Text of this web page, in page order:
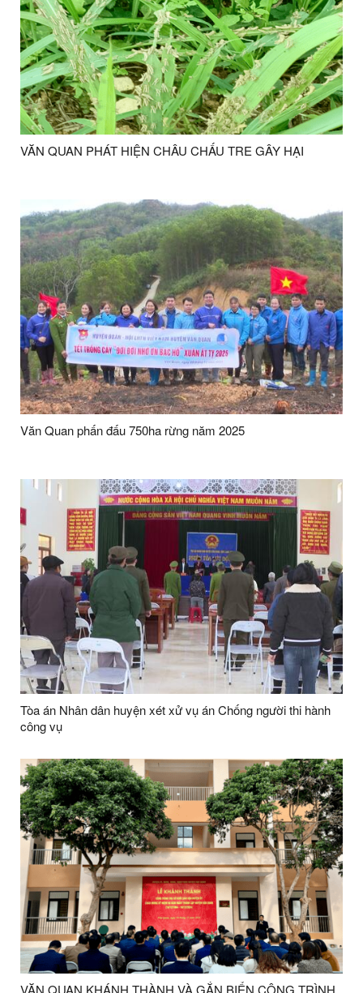
VĂN QUAN PHÁT HIỆN CHÂU CHẤU TRE GÂY HẠI
Văn Quan phấn đấu 750ha rừng năm 2025
Tòa án Nhân dân huyện xét xử vụ án Chống người thi hành
công vụ
VĂN QUAN KHÁNH THÀNH VÀ GẮN BIỂN CÔNG TRÌNH